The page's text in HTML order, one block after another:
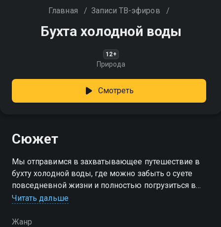
Главная / Записи ТВ-эфиров /
Бухта холодной воды
12+
Природа
Смотреть
Сюжет
Мы отправимся в захватывающее путешествие в
бухту холодной воды, где можно забыть о суете
повседневной жизни и полностью погрузиться в
мир спокойствия и гармонии
Читать дальше
Жанр